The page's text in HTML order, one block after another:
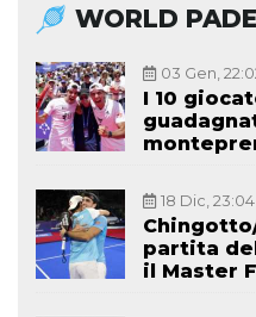
WORLD
03 Gen,
I 10
18 Dic, 23:04
partita
il Master